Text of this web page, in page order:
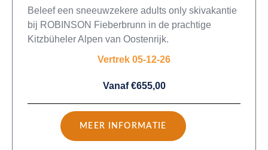
Beleef een sneeuwzekere adults only skivakantie
bij ROBINSON Fieberbrunn in de prachtige
Kitzbüheler Alpen van Oostenrijk.
Vertrek 05-12-26
Vanaf €655,00
MEER INFORMATIE